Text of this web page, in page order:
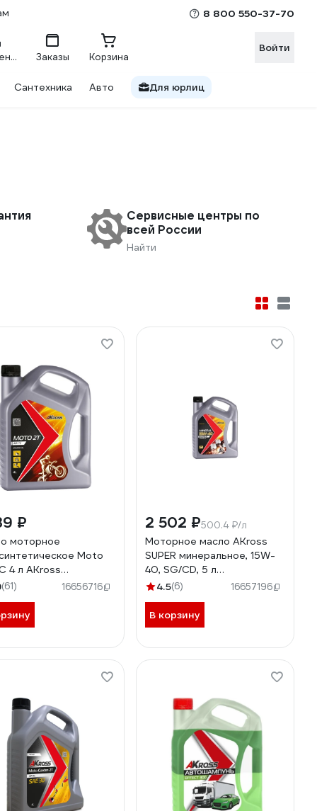
8 800 550-37-70
Сравнение Заказы Корзина
Войти
Сантехника Авто Для юрлиц
Сервисные центры по
всей России
Найти
₽
моторное
Moto
4 л AKross
(61) 16656716
2 502 ₽500.4 ₽/л
Моторное масло AKross
SUPER минеральное, 15W-
40, SG/CD, 5 л
AKS0015MOM
4.5(6) 16657196
В корзину